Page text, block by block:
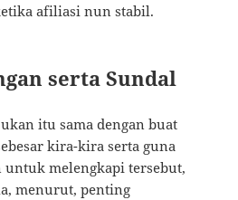
afiliasi nun stabil.
serta Sundal
itu sama dengan buat
kira-kira serta guna
melengkapi tersebut,
menurut, penting